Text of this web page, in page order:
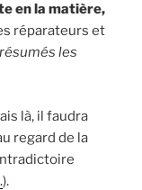
en la matière,
réparateurs et
les
là, il faudra
regard de la
.).